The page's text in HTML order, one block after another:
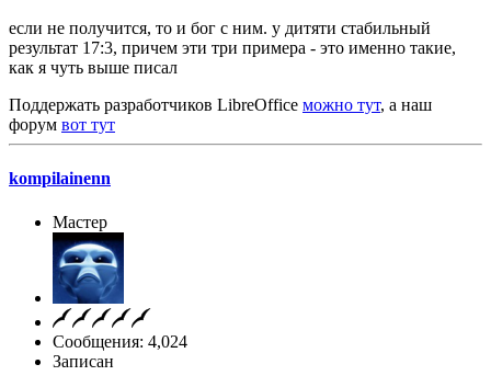
если не получится, то и бог с ним. у дитяти стабильный
результат 17:3, причем эти три примера - это именно такие,
как я чуть выше писал
Поддержать разработчиков LibreOffice можно тут, а наш
форум вот тут
kompilainenn
Мастер
Сообщения: 4,024
Записан